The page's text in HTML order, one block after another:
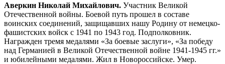
Аверкин Николай Михайлович. Участник Великой
Отечественной войны. Боевой путь прошел в составе
воинских соединений, защищавших нашу Родину от немецко-
фашистских войск с 1941 по 1943 год. Подполковник.
Награжден тремя медалями «За боевые заслуги», «За победу
над Германией в Великой Отечественной войне 1941-1945 гг.»
и юбилейными медалями. Жил в Новороссийске. Умер.